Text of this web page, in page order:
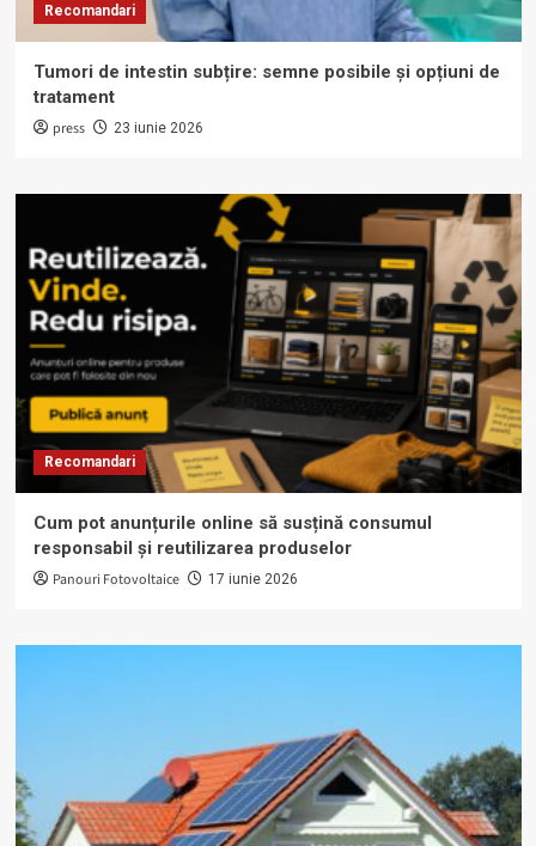
Recomandari
Tumori de intestin subțire: semne posibile și opțiuni de
tratament
press 23 iunie 2026
Recomandari
Cum pot anunțurile online să susțină consumul
responsabil și reutilizarea produselor
Panouri Fotovoltaice 17 iunie 2026